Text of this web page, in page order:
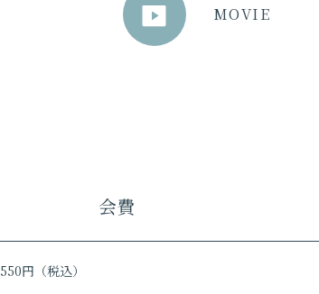
MOVIE
会費
550円（税込）